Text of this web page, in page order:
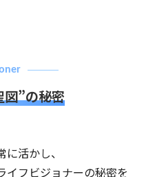
図”の秘密
活かし、
イフビジョナーの秘密を